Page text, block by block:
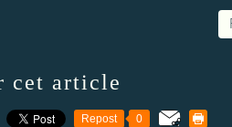
cet article
Repost 0